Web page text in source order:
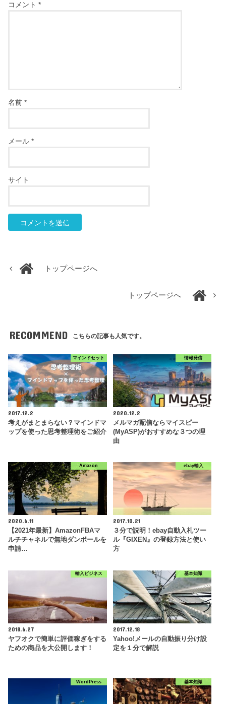
コメント*
名前*
メール*
サイト
トップページへ
トップページへ
RECOMMEND こちらの記事も人気です。
マインドセット
2017.12.2
考えがまとまらない？マインドマ
ップを使った思考整理術をご紹介
情報発信
2020.12.2
メルマガ配信ならマイスピー
(MyASP)がおすすめな３つの理
由
Amazon
2020.6.11
【2021年最新】AmazonFBAマ
ルチチャネルで無地ダンボールを
申請…
ebay輸入
2017.10.21
３分で説明！ebay自動入札ツー
ル『GIXEN』の登録方法と使い
方
輸入ビジネス
2018.6.27
ヤフオクで簡単に評価稼ぎをする
ための商品を大公開します！
基本知識
2017.12.18
Yahoo!メールの自動振り分け設
定を１分で解説
WordPress 基本知識